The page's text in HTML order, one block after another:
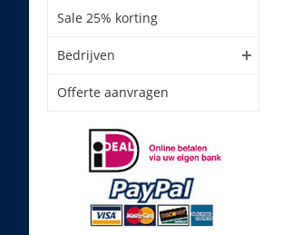
Sale 25% korting
Bedrijven
Offerte aanvragen